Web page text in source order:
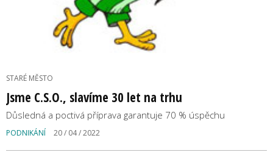
STARÉ MĚSTO
Jsme C.S.O., slavíme 30 let na trhu
Důsledná a poctivá příprava garantuje 70 % úspěchu
PODNIKÁNÍ 20 / 04 / 2022